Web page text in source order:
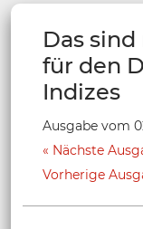
Das
für den
Indizes
Ausgabe vom
Nächste
Vorherige